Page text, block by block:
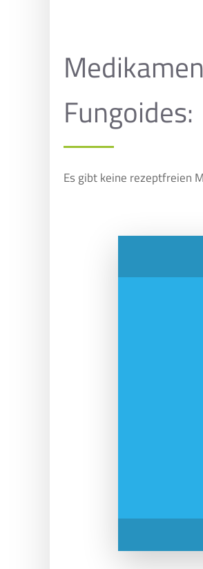
Fungoides:
Es gibt keine rezeptfreien